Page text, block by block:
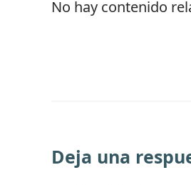
No hay contenido
Deja una